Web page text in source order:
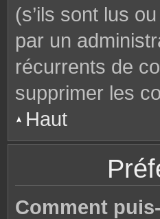
(s’ils sont lus
par un
récurrents de
supprimer les
Haut
Comment